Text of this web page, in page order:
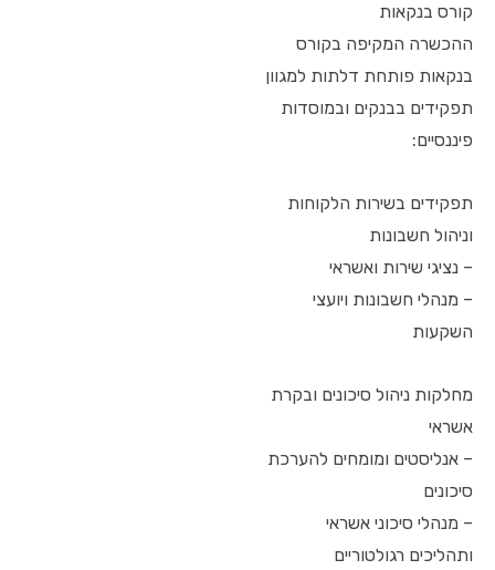
קורס בנקאות
ההכשרה המקיפה בקורס
בנקאות פותחת דלתות למגוון
תפקידים בבנקים ובמוסדות
פיננסיים:
תפקידים בשירות הלקוחות
וניהול חשבונות
– נציגי שירות ואשראי
– מנהלי חשבונות ויועצי
השקעות
מחלקות ניהול סיכונים ובקרת
אשראי
– אנליסטים ומומחים להערכת
סיכונים
– מנהלי סיכוני אשראי
ותהליכים רגולטוריים